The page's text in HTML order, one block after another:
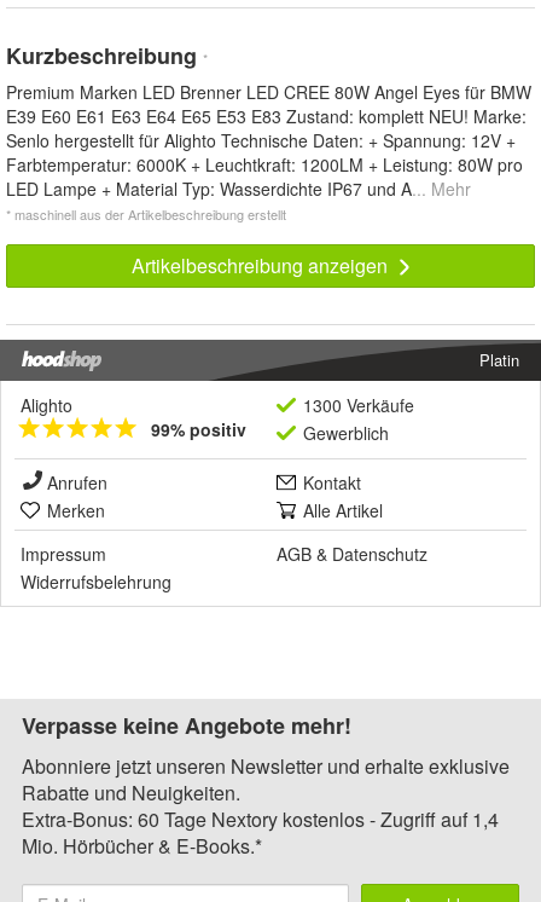
Kurzbeschreibung *
Premium Marken LED Brenner LED CREE 80W Angel Eyes für BMW
E39 E60 E61 E63 E64 E65 E53 E83 Zustand: komplett NEU! Marke:
Senlo hergestellt für Alighto Technische Daten: + Spannung: 12V +
Farbtemperatur: 6000K + Leuchtkraft: 1200LM + Leistung: 80W pro
LED Lampe + Material Typ: Wasserdichte IP67 und A... Mehr
* maschinell aus der Artikelbeschreibung erstellt
Artikelbeschreibung anzeigen
Platin
Alighto
99% positiv
1300 Verkäufe
Gewerblich
Anrufen
Kontakt
Merken
Alle Artikel
Impressum
AGB & Datenschutz
Widerrufsbelehrung
Verpasse keine Angebote mehr!
Abonniere jetzt unseren Newsletter und erhalte exklusive
Rabatte und Neuigkeiten.
Extra-Bonus: 60 Tage Nextory kostenlos - Zugriff auf 1,4
Mio. Hörbücher & E-Books.*